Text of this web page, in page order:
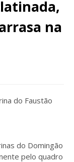
na
do Domingão
pelo quadro